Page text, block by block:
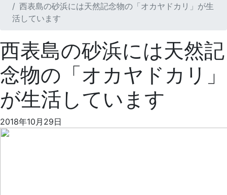
西表島の砂浜には天然記念物の「オカヤドカリ」が生
活しています
西表島の砂浜には天然記
念物の「オカヤドカリ」
が生活しています
2018年10月29日